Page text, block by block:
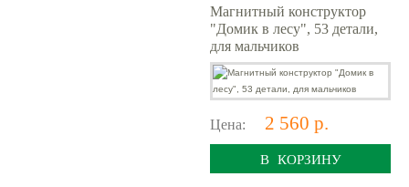
Магнитный конструктор
"Домик в лесу", 53 детали,
для мальчиков
Цена: 2 560 р.
В КОРЗИНУ